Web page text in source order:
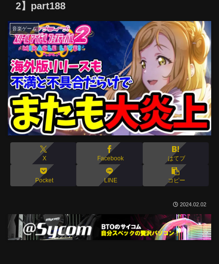
2】part188
音楽ゲーム
X Facebook はてブ
Pocket LINE コピー
2024.02.02